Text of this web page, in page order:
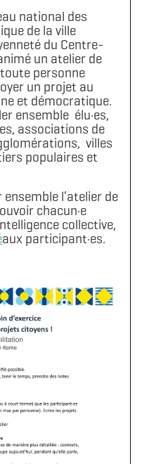
national des
de la ville
du Centre-
un atelier de
personne
un projet au
et démocratique.
ensemble élu·es,
associations de
villes
populaires et
l’atelier de
chacun·e
collective,
aux participant·es.